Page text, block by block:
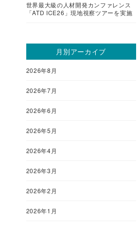
世界最大級の人材開発カンファレンス
「ATD ICE26」現地視察ツアーを実施
月別アーカイブ
2026年8月
2026年7月
2026年6月
2026年5月
2026年4月
2026年3月
2026年2月
2026年1月